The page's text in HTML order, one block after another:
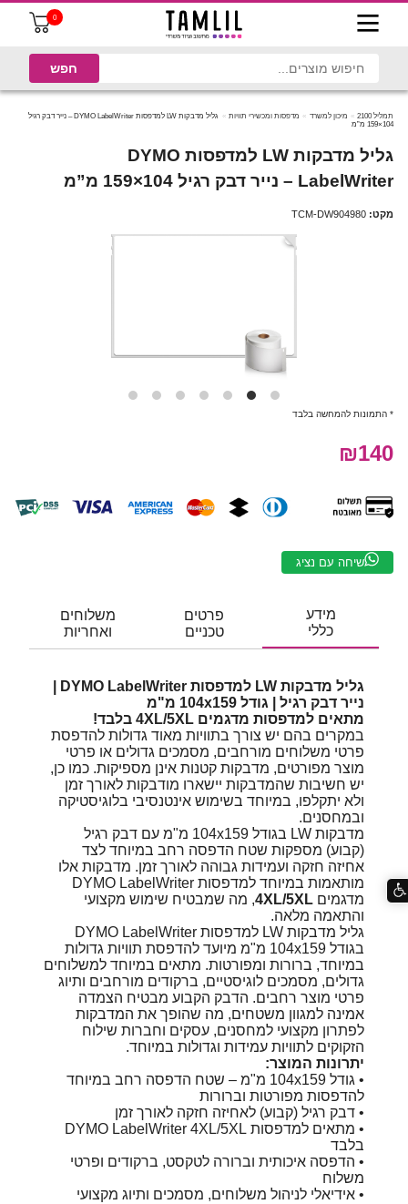
0
תמליל 2100 מיכון למשרד מדפסות ומכשירי תוויות
גליל מדבקות LW למדפסות DYMO LabelWriter – נייר דבק רגיל
104×159 מ”מ
גליל מדבקות LW למדפסות DYMO
LabelWriter – נייר דבק רגיל 104×159 מ”מ
מקט: TCM-DW904980
* התמונות להמחשה בלבד
₪140
שיחה עם נציג
מידע
כללי
פרטים
טכניים
משלוחים
ואחריות
נייר דבק רגיל | גודל 104x159 מ"מ
מתאים למדפסות מדגמים 4XL/5XL בלבד!
במקרים בהם יש צורך בתוויות מאוד גדולות להדפסת
פרטי משלוחים מורחבים, מסמכים גדולים או פרטי
מוצר מפורטים, מדבקות קטנות אינן מספיקות. כמו כן,
יש חשיבות שהמדבקות יישארו מודבקות לאורך זמן
ולא יתקלפו, במיוחד בשימוש אינטנסיבי בלוגיסטיקה
ובמחסנים.
מדבקות LW בגודל 104x159 מ"מ עם דבק רגיל
(קבוע) מספקות שטח הדפסה רחב במיוחד לצד
אחיזה חזקה ועמידות גבוהה לאורך זמן. מדבקות אלו
מותאמות במיוחד למדפסות DYMO LabelWriter
מדגמים 4XL/5XL, מה שמבטיח שימוש מקצועי
והתאמה מלאה.
גליל מדבקות LW למדפסות DYMO LabelWriter
בגודל 104x159 מ"מ מיועד להדפסת תוויות גדולות
במיוחד, ברורות ומפורטות. מתאים במיוחד למשלוחים
גדולים, מסמכים לוגיסטיים, ברקודים מורחבים ותיוג
פרטי מוצר רחבים. הדבק הקבוע מבטיח הצמדה
אמינה למגוון משטחים, מה שהופך את המדבקות
לפתרון מקצועי למחסנים, עסקים וחברות שילוח
הזקוקים לתוויות עמידות וגדולות במיוחד.
יתרונות המוצר:
• גודל 104x159 מ"מ – שטח הדפסה רחב במיוחד
להדפסות מפורטות וברורות
• דבק רגיל (קבוע) לאחיזה חזקה לאורך זמן
• מתאים למדפסות DYMO LabelWriter 4XL/5XL
בלבד
• הדפסה איכותית וברורה לטקסט, ברקודים ופרטי
משלוח
• אידיאלי לניהול משלוחים, מסמכים ותיוג מקצועי